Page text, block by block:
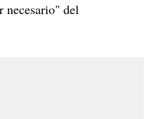
necesario" del